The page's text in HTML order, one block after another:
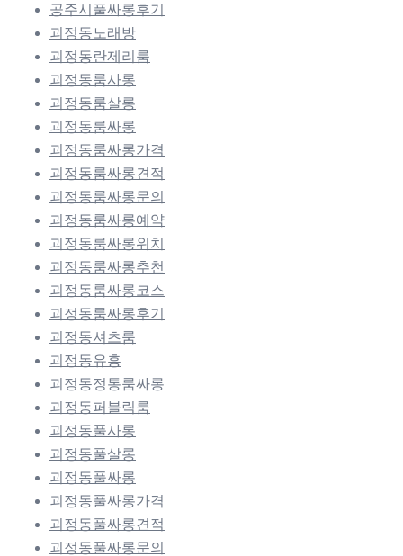
공주시풀싸롱후기
괴정동노래방
괴정동란제리룸
괴정동룸사롱
괴정동룸살롱
괴정동룸싸롱
괴정동룸싸롱가격
괴정동룸싸롱견적
괴정동룸싸롱문의
괴정동룸싸롱예약
괴정동룸싸롱위치
괴정동룸싸롱추천
괴정동룸싸롱코스
괴정동룸싸롱후기
괴정동셔츠룸
괴정동유흥
괴정동정통룸싸롱
괴정동퍼블릭룸
괴정동풀사롱
괴정동풀살롱
괴정동풀싸롱
괴정동풀싸롱가격
괴정동풀싸롱견적
괴정동풀싸롱문의